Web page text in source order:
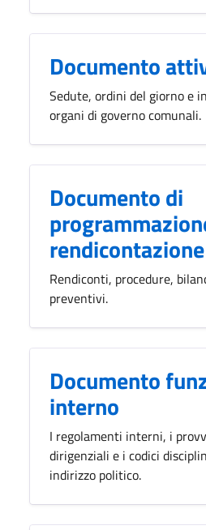
Documento
Sedute, ordini del giorno e
organi di governo comunali.
Documento di
rendicontazione
Rendiconti, procedure,
preventivi.
Documento
interno
I regolamenti interni, i
dirigenziali e i codici
indirizzo politico.